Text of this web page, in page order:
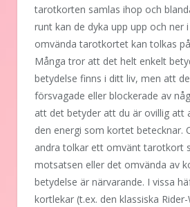
tarotkorten samlas ihop och
runt kan de dyka upp upp och ner
omvända tarotkortet kan tolkas
Många tror att det helt enkelt
betydelse finns i ditt liv, men att
försvagade eller blockerade av
att det betyder att du är ovillig att
den energi som kortet betecknar.
andra tolkar ett omvänt tarotkort
motsatsen eller det omvända av
betydelse är närvarande. I vissa
kortlekar (t.ex. den klassiska